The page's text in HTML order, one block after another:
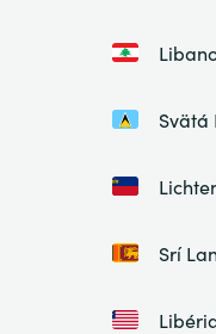
Svätá
Srí